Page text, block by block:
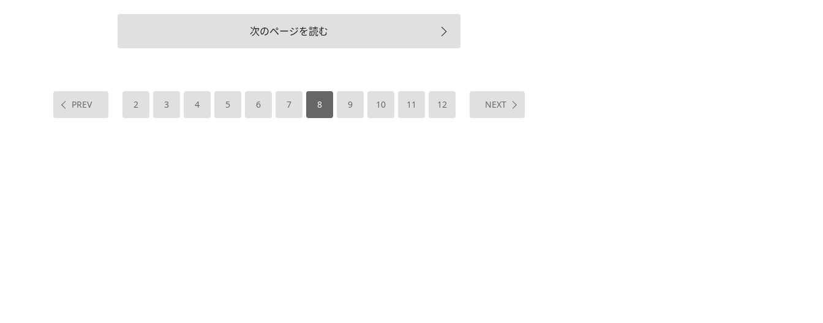
次のページを読む
PREV 2 3 4 5 6 7 8 9 10 11 12 NEXT